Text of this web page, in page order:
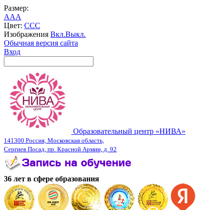
Размер:
AAA
Цвет: CCC
Изображения Вкл.Выкл.
Обычная версия сайта
Вход
Образовательный центр «НИВА»
141300 Россия, Московская область,
Сергиев Посад, пр. Красной Армии, д. 92
36 лет в сфере образования